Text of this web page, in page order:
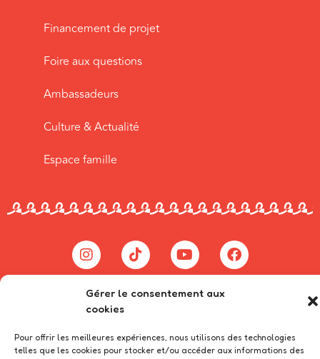
Gérer le consentement aux
cookies
Pour offrir les meilleures expériences, nous utilisons des technologies
telles que les cookies pour stocker et/ou accéder aux informations des
Financement de projet
Foire aux questions
Ambassadeurs
Culture & Actualité
Espace famille
Copyright 2024 – Created by CLIKEA